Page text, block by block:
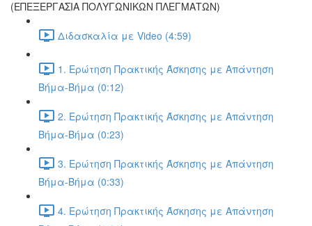
(ΕΠΕΞΕΡΓΑΣΙΑ ΠΟΛΥΓΩΝΙΚΩΝ ΠΛΕΓΜΑΤΩΝ)
Διδασκαλία με Video (4:59)
1. Ερώτηση Πρακτικής Άσκησης με Απάντηση
Βήμα-Βήμα (0:12)
2. Ερώτηση Πρακτικής Άσκησης με Απάντηση
Βήμα-Βήμα (0:23)
3. Ερώτηση Πρακτικής Άσκησης με Απάντηση
Βήμα-Βήμα (0:33)
4. Ερώτηση Πρακτικής Άσκησης με Απάντηση